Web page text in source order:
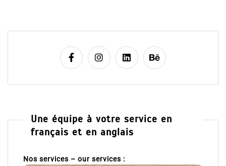
Une équipe à votre service en
français et en anglais
Nos services – our services :